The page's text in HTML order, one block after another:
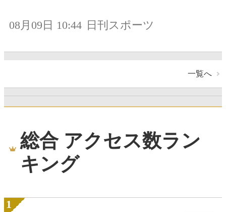
08月09日 10:44 日刊スポーツ
一覧へ
総合 アクセス数ラン
キング